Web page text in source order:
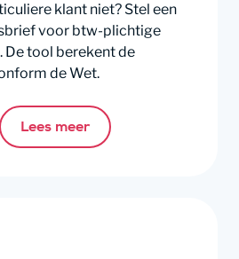
klant niet? Stel een
voor btw-plichtige
De tool berekent de
de Wet.
Lees meer